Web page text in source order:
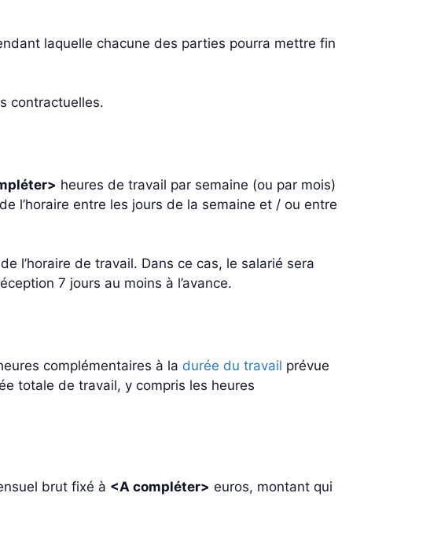
laquelle chacune des parties pourra mettre fin
contractuelles.
heures de travail par semaine (ou par mois)
l’horaire entre les jours de la semaine et / ou entre
l’horaire de travail. Dans ce cas, le salarié sera
7 jours au moins à l’avance.
complémentaires à la durée du travail prévue
totale de travail, y compris les heures
brut fixé à <A compléter> euros, montant qui